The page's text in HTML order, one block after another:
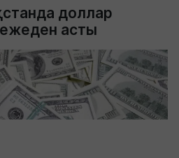
доллар
асты